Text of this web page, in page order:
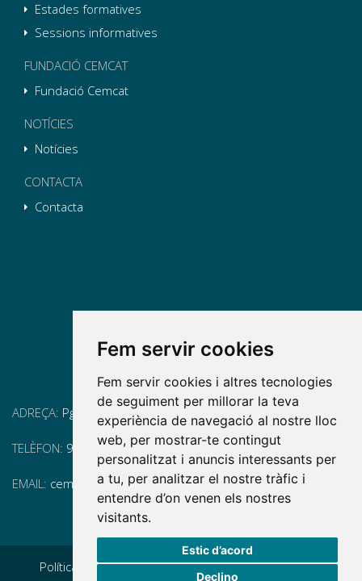
Fem servir cookies
Fem servir cookies i altres tecnologies
de seguiment per millorar la teva
experiència de navegació al nostre lloc
web, per mostrar-te contingut
personalitzat i anuncis interessants per
a tu, per analitzar el nostre tràfic i
entendre d’on venen els nostres
visitants.
Estic d’acord
Declino
Estades formatives
Sessions informatives
FUNDACIÓ CEMCAT
Fundació Cemcat
NOTÍCIES
Notícies
CONTACTA
Contacta
ADREÇA: Pg. Vall d'Hebron, 119-129, 08035 Barcelona
TELÈFON: 93 175 15 55
EMAIL: cem-cat@cem-cat.org
Política de privacidad|Aviso legal|Política de cookies